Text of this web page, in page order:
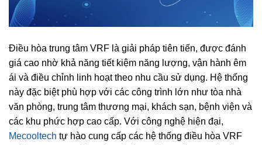
Điều hòa trung tâm VRF là giải pháp tiên tiến, được đánh
giá cao nhờ khả năng tiết kiệm năng lượng, vận hành êm
ái và điều chỉnh linh hoạt theo nhu cầu sử dụng. Hệ thống
này đặc biệt phù hợp với các công trình lớn như tòa nhà
văn phòng, trung tâm thương mại, khách sạn, bệnh viện và
các khu phức hợp cao cấp. Với công nghệ hiện đại,
Mecooltech tự hào cung cấp các hệ thống điều hòa VRF